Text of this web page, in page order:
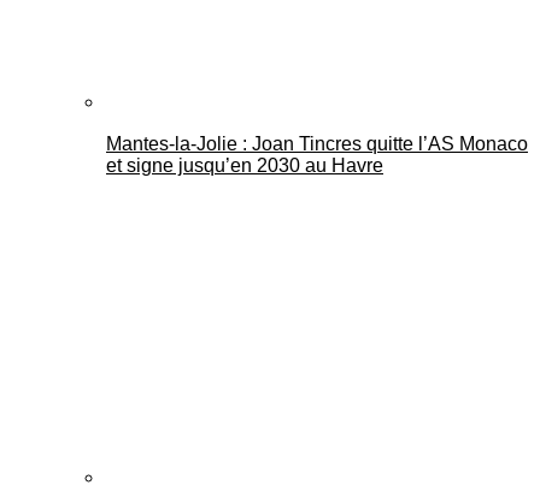
Mantes-la-Jolie : Joan Tincres quitte l’AS Monaco
et signe jusqu’en 2030 au Havre